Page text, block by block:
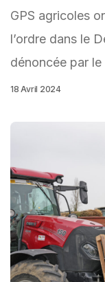
GPS agricoles
l’ordre dans le
dénoncée par
18 Avril 2024